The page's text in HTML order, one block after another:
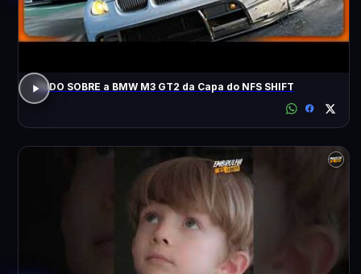
TUDO SOBRE a BMW M3 GT2 da Capa do NFS SHIFT